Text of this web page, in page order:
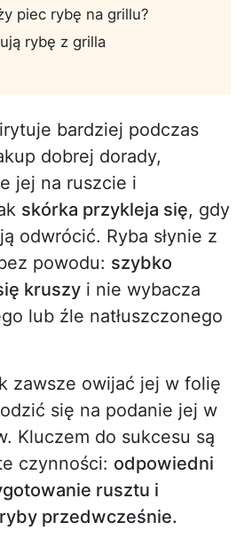
piec rybę na grillu?
rybę z grilla
bardziej podczas
dobrej dorady,
jej na ruszcie i
skórka przykleja się, gdy
odwrócić. Ryba słynie z
powodu: szybko
kruszy i nie wybacza
lub źle natłuszczonego
zawsze owijać jej w folię
się na podanie jej w
Kluczem do sukcesu są
czynności: odpowiedni
rusztu i
przedwcześnie.